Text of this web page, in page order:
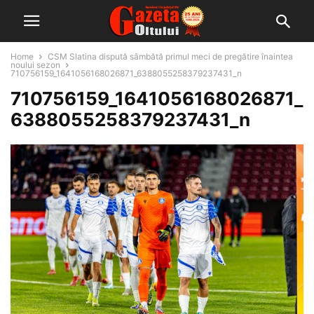
Home
CSM Slatina dispută sâmbătă primul meci de pregătire înaintea
noului sezon
710756159_1641056168026871_6388055258379237431_n
710756159_1641056168026871_
6388055258379237431_n